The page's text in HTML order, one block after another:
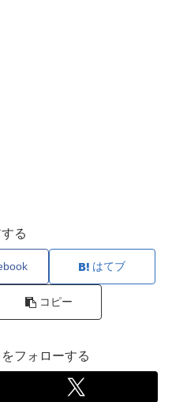
る
はてブ
コピー
フォローする